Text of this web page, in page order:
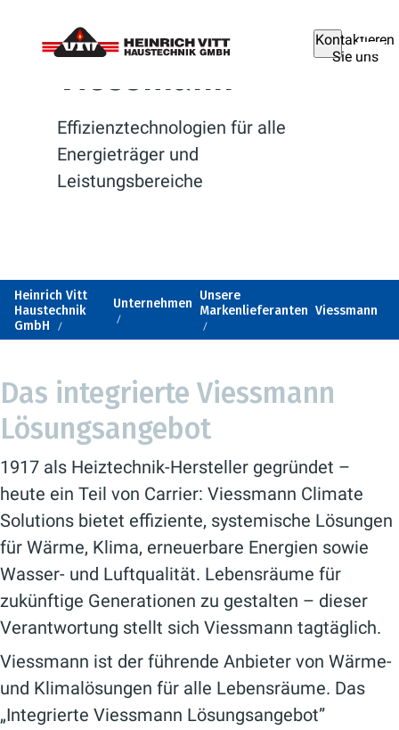
Kontaktieren
Sie uns
Viessmann
Effizienztechnologien für alle
Energieträger und
Leistungsbereiche
Heinrich Vitt
Haustechnik
GmbH
Unternehmen Unsere
Markenlieferanten Viessmann
Das integrierte Viessmann
Lösungsangebot
1917 als Heiztechnik-Hersteller gegründet –
heute ein Teil von Carrier: Viessmann Climate
Solutions bietet effiziente, systemische Lösungen
für Wärme, Klima, erneuerbare Energien sowie
Wasser- und Luftqualität. Lebensräume für
zukünftige Generationen zu gestalten – dieser
Verantwortung stellt sich Viessmann tagtäglich.
Viessmann ist der führende Anbieter von Wärme-
und Klimalösungen für alle Lebensräume. Das
„Integrierte Viessmann Lösungsangebot”